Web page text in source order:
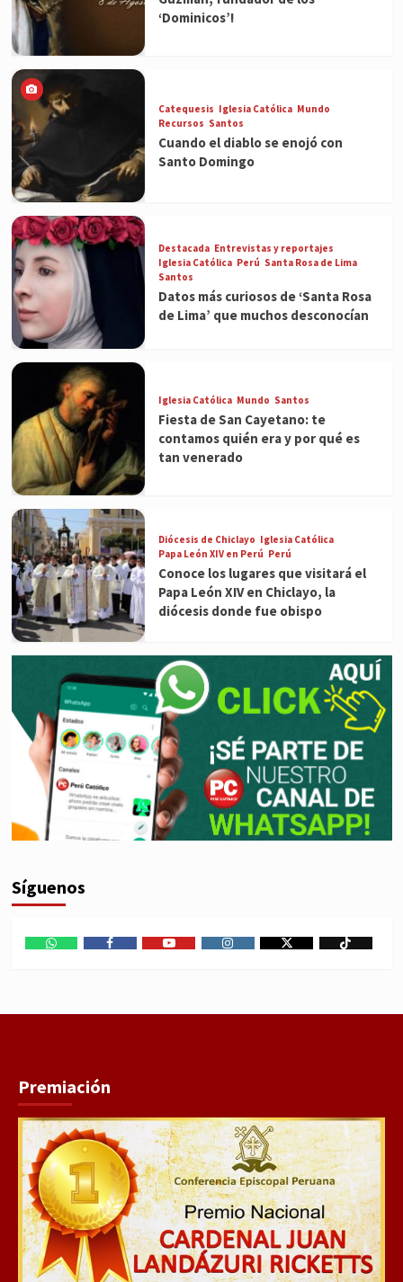
‘Dominicos’!
Catequesis Iglesia Católica Mundo
Recursos Santos
Cuando el diablo se enojó con
Santo Domingo
Destacada Entrevistas y reportajes
Iglesia Católica Perú Santa Rosa de Lima
Santos
Datos más curiosos de ‘Santa Rosa
de Lima’ que muchos desconocían
Iglesia Católica Mundo Santos
Fiesta de San Cayetano: te
contamos quién era y por qué es
tan venerado
Diócesis de Chiclayo Iglesia Católica
Papa León XIV en Perú Perú
Conoce los lugares que visitará el
Papa León XIV en Chiclayo, la
diócesis donde fue obispo
Síguenos
Premiación